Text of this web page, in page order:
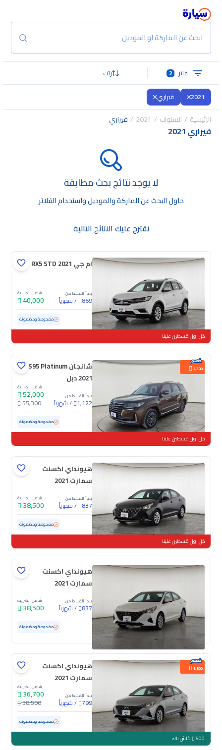
ابحث عن الماركة او الموديل
فلتر 2 رتب
2021 فيراري
الرئيسية السنوات 2021 فيراري
فيراري 2021
لا يوجد نتائج بحث مطابقة
حاول البحث عن الماركة والموديل واستخدام الفلاتر
نقترح عليك النتائج التالية
ام جي RX5 STD 2021
يبدأ القسط من
869
/شهرياً
شامل الضريبة
40,000
مستعملة 85,070 كم مفحوصة ومضمونة
خل اول قسطين علينا
3,300
شانجان CS95 Platinum
2021 دبل
يبدأ القسط من
1,122
/شهرياً
شامل الضريبة
52,000
55,300
مستعملة 88,102 كم مفحوصة ومضمونة
خل اول قسطين علينا
هيونداي اكسنت
سمارت 2021
يبدأ القسط من
837
/شهرياً
شامل الضريبة
38,500
مستعملة 138,873 كم مفحوصة ومضمونة
خل اول قسطين علينا
هيونداي اكسنت
سمارت 2021
يبدأ القسط من
837
/شهرياً
شامل الضريبة
38,500
مستعملة 154,930 كم مفحوصة ومضمونة
1,800
هيونداي اكسنت
سمارت 2021
يبدأ القسط من
799
/شهرياً
شامل الضريبة
36,700
38,500
مستعملة 154,352 كم مفحوصة ومضمونة
500 كاش باك